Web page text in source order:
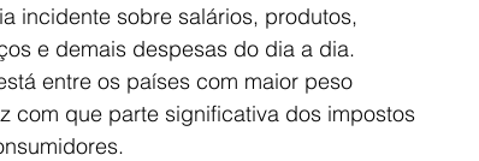
incidente sobre salários, produtos,
e demais despesas do dia a dia.
entre os países com maior peso
com que parte significativa dos impostos